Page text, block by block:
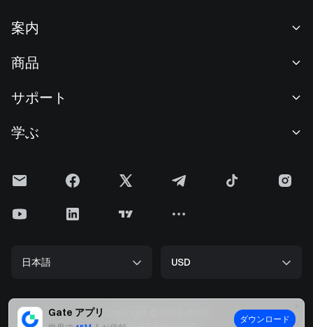
Gate アプリ
ダウンロード
案内
ニュースルーム
F1 Oracle Red Bull Racing 公式スポンサー
クッキーポリシー
準備金証明
セキュリティ
商品
現物取引
投資センター
Alpha
Gate Pay
サポート
手数料
上場申請
開発者（API）
学ぶ
Gateニュース
ETHアップグレード
ビッグデータ
日本語 USD